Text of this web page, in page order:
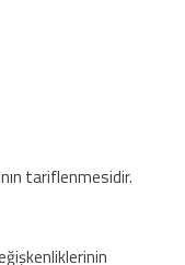
tariflenmesidir.